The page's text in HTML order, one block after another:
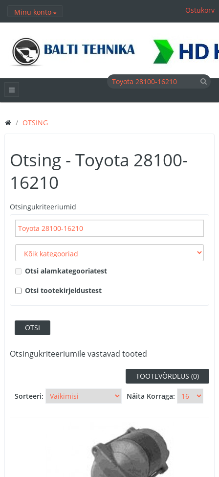
Minu konto Ostukorv
OTSING
Otsing - Toyota 28100-
16210
Otsingukriteeriumid
Otsi alamkategooriatest
Otsi tootekirjeldustest
Otsingukriteeriumile vastavad tooted
TOOTEVÕRDLUS (0)
Sorteeri: Näita Korraga: